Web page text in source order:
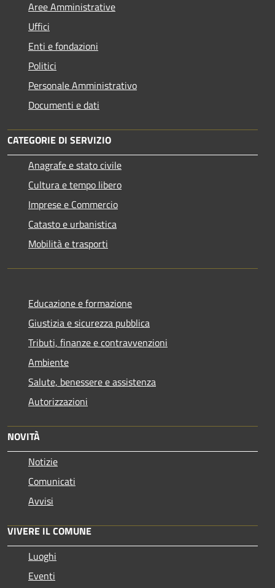
Aree Amministrative
Uffici
Enti e fondazioni
Politici
Personale Amministrativo
Documenti e dati
CATEGORIE DI SERVIZIO
Anagrafe e stato civile
Cultura e tempo libero
Imprese e Commercio
Catasto e urbanistica
Mobilità e trasporti
Educazione e formazione
Giustizia e sicurezza pubblica
Tributi, finanze e contravvenzioni
Ambiente
Salute, benessere e assistenza
Autorizzazioni
NOVITÀ
Notizie
Comunicati
Avvisi
VIVERE IL COMUNE
Luoghi
Eventi